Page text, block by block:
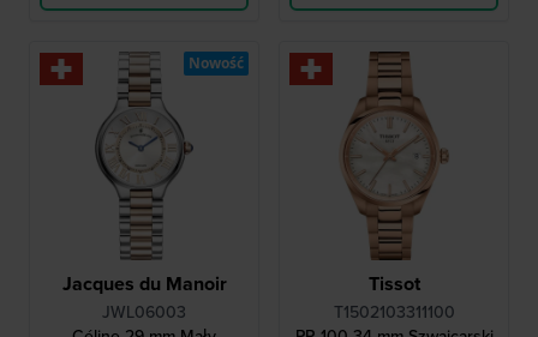
Jacques du Manoir
JWL06003
Nowość
Tissot
T1502103311100